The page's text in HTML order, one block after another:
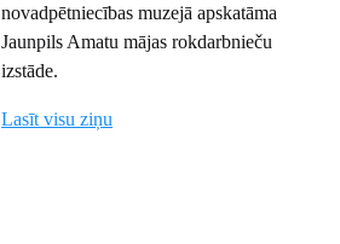
novadpētniecības muzejā apskatāma
Jaunpils Amatu mājas rokdarbnieču
izstāde.
Lasīt visu ziņu